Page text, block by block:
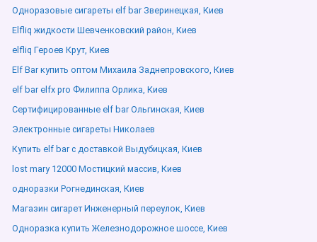
Одноразовые сигареты elf bar Зверинецкая, Киев
Elfliq жидкости Шевченковский район, Киев
elfliq Героев Крут, Киев
Elf Bar купить оптом Михаила Заднепровского, Киев
elf bar elfx pro Филиппа Орлика, Киев
Сертифицированные elf bar Ольгинская, Киев
Электронные сигареты Николаев
Купить elf bar с доставкой Выдубицкая, Киев
lost mary 12000 Мостицкий массив, Киев
одноразки Рогнединская, Киев
Магазин сигарет Инженерный переулок, Киев
Одноразка купить Железнодорожное шоссе, Киев